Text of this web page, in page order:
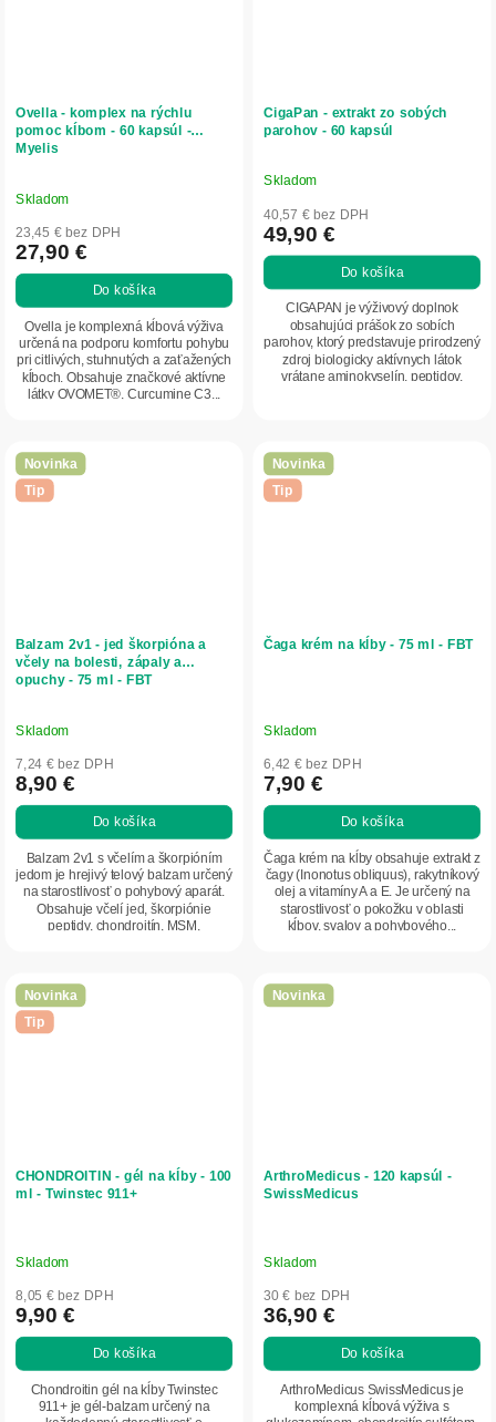
Ovella - komplex na rýchlu
pomoc kĺbom - 60 kapsúl -
Myelis
Skladom
23,45 € bez DPH
27,90 €
Do košíka
Ovella je komplexná kĺbová výživa
určená na podporu komfortu pohybu
pri citlivých, stuhnutých a zaťažených
kĺboch. Obsahuje značkové aktívne
látky OVOMET®, Curcumine C3...
CigaPan - extrakt zo sobých
parohov - 60 kapsúl
Priemerné
hodnotenie
produktu
je
5,0
hviezdičiek.
Skladom
40,57 € bez DPH
49,90 €
Do košíka
CIGAPAN je výživový doplnok
obsahujúci prášok zo sobích
parohov, ktorý predstavuje prirodzený
zdroj biologicky aktívnych látok
vrátane aminokyselín, peptidov,
Novinka
Tip
Balzam 2v1 - jed škorpióna a
včely na bolesti, zápaly a
opuchy - 75 ml - FBT
Skladom
7,24 € bez DPH
8,90 €
Do košíka
Balzam 2v1 s včelím a škorpióním
jedom je hrejivý telový balzam určený
na starostlivosť o pohybový aparát.
Obsahuje včelí jed, škorpiónie
peptidy, chondroitín, MSM,
Novinka
Tip
Čaga krém na kĺby - 75 ml - FBT
Skladom
6,42 € bez DPH
7,90 €
Do košíka
Čaga krém na kĺby obsahuje extrakt z
čagy (Inonotus obliquus), rakytníkový
olej a vitamíny A a E. Je určený na
starostlivosť o pokožku v oblasti
kĺbov, svalov a pohybového...
Novinka
Tip
CHONDROITIN - gél na kĺby - 100
ml - Twinstec 911+
Skladom
8,05 € bez DPH
9,90 €
Do košíka
Chondroitin gél na kĺby Twinstec
911+ je gél-balzam určený na
Novinka
ArthroMedicus - 120 kapsúl -
SwissMedicus
Skladom
30 € bez DPH
36,90 €
Do košíka
ArthroMedicus SwissMedicus je
komplexná kĺbová výživa s